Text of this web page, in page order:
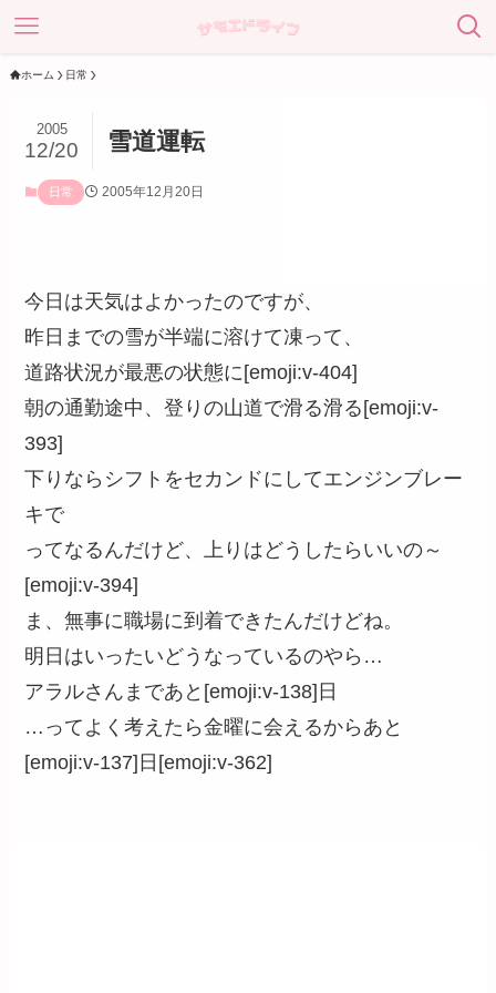
ホーム 日常
雪道運転
2005
12/20
日常 2005年12月20日
今日は天気はよかったのですが、
昨日までの雪が半端に溶けて凍って、
道路状況が最悪の状態に[emoji:v-404]
朝の通勤途中、登りの山道で滑る滑る[emoji:v-
393]
下りならシフトをセカンドにしてエンジンブレー
キで
ってなるんだけど、上りはどうしたらいいの～
[emoji:v-394]
ま、無事に職場に到着できたんだけどね。
明日はいったいどうなっているのやら…
アラルさんまであと[emoji:v-138]日
…ってよく考えたら金曜に会えるからあと
[emoji:v-137]日[emoji:v-362]